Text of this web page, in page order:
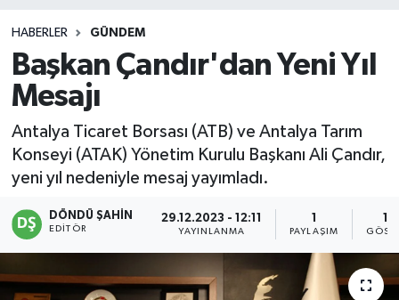
HABERLER GÜNDEM
Başkan Çandır'dan Yeni Yıl
Mesajı
Antalya Ticaret Borsası (ATB) ve Antalya Tarım
Konseyi (ATAK) Yönetim Kurulu Başkanı Ali Çandır,
yeni yıl nedeniyle mesaj yayımladı.
DÖNDÜ ŞAHİN
EDITÖR
29.12.2023 - 12:11
YAYINLANMA
1
PAYLAŞIM